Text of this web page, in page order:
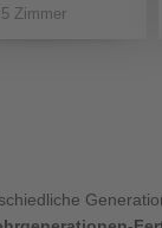
Zimmer